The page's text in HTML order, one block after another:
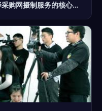
专业高效，省心省力 企业采购选择采购网摄制服务的核心优势